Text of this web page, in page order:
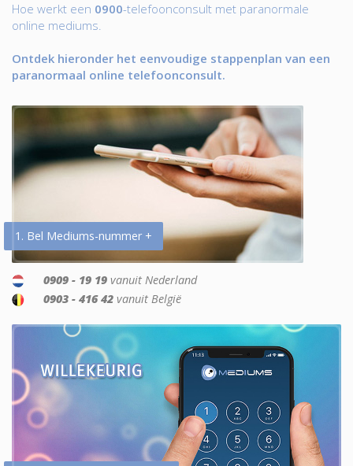
Hoe werkt een 0900-telefoonconsult met paranormale
online mediums.
Ontdek hieronder het eenvoudige stappenplan van een
paranormaal online telefoonconsult.
1. Bel Mediums-nummer +
0909 - 19 19 vanuit Nederland
0903 - 416 42 vanuit België